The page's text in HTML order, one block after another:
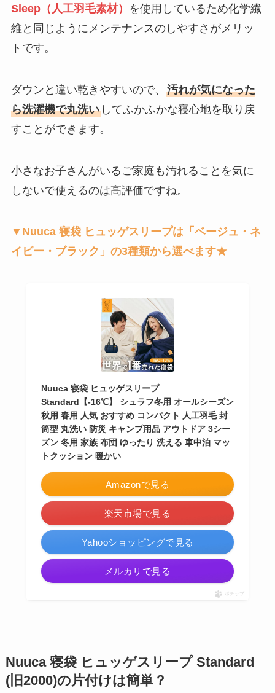
Sleep（人工羽毛素材）
を使用しているため化学繊
維と同じようにメンテナンスのしやすさがメリッ
トです。
ダウンと違い乾きやすいので、 汚れが気になった
ら洗濯機で丸洗いしてふかふかな寝心地を取り戻
すことができます。
小さなお子さんがいるご家庭も汚れることを気に
しないで使えるのは高評価ですね。
▼Nuuca 寝袋 ヒュッゲスリープは「ベージュ・ネ
イビー・ブラック」の3種類から選べます★
Nuuca 寝袋 ヒュッゲスリープ
Standard【-16℃】 シュラフ冬用 オールシーズン
秋用 春用 人気 おすすめ コンパクト 人工羽毛 封
筒型 丸洗い 防災 キャンプ用品 アウトドア 3シー
ズン 冬用 家族 布団 ゆったり 洗える 車中泊 マッ
トクッション 暖かい
Amazonで見る
楽天市場で見る
Yahooショッピングで見る
メルカリで見る
ポチップ
Nuuca 寝袋 ヒュッゲスリープ Standard
(旧2000)の片付けは簡単？